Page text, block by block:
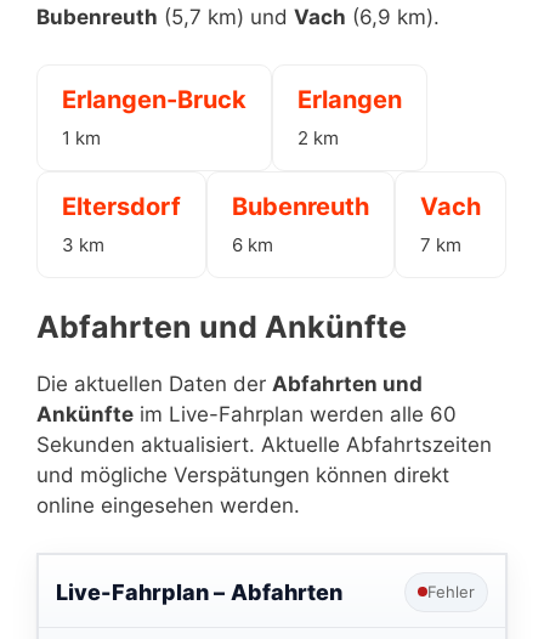
Bubenreuth (5,7 km) und Vach (6,9 km).
Erlangen-Bruck
1 km
Erlangen
2 km
Eltersdorf
3 km
Bubenreuth
6 km
Vach
7 km
Abfahrten und Ankünfte
Die aktuellen Daten der Abfahrten und
Ankünfte im Live-Fahrplan werden alle 60
Sekunden aktualisiert. Aktuelle Abfahrtszeiten
und mögliche Verspätungen können direkt
online eingesehen werden.
Live-Fahrplan – Abfahrten Fehler